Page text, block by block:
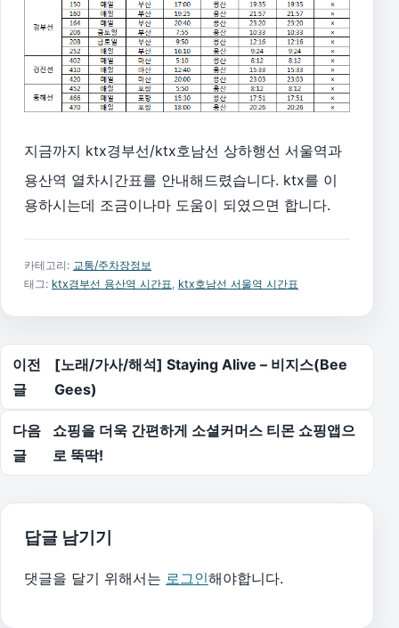
지금까지 ktx경부선/ktx호남선 상하행선 서울역과
용산역 열차시간표를 안내해드렸습니다. ktx를 이
용하시는데 조금이나마 도움이 되였으면 합니다.
카테고리: 교통/주차장정보
태그: ktx경부선 용산역 시간표, ktx호남선 서울역 시간표
글 탐색
이전
글
[노래/가사/해석] Staying Alive – 비지스(Bee
Gees)
다음
글
쇼핑을 더욱 간편하게 소셜커머스 티몬 쇼핑앱으
로 뚝딱!
답글 남기기
댓글을 달기 위해서는 로그인해야합니다.